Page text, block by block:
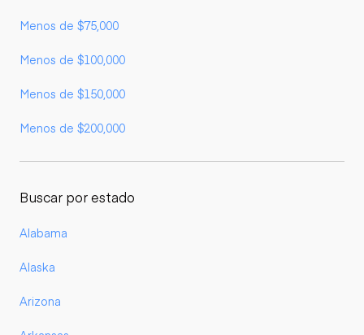
Menos de $75,000
Menos de $100,000
Menos de $150,000
Menos de $200,000
Buscar por estado
Alabama
Alaska
Arizona